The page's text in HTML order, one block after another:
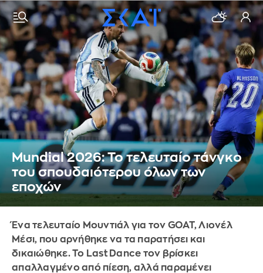
Mundial 2026: Το τελευταίο τάνγκο
του σπουδαιότερου όλων των
εποχών
Ένα τελευταίο Μουντιάλ για τον GOAT, Λιονέλ
Μέσι, που αρνήθηκε να τα παρατήσει και
δικαιώθηκε. Το Last Dance τον βρίσκει
απαλλαγμένο από πίεση, αλλά παραμένει